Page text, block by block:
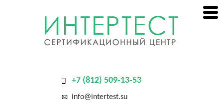
+7 (812) 509-13-53
info@intertest.su